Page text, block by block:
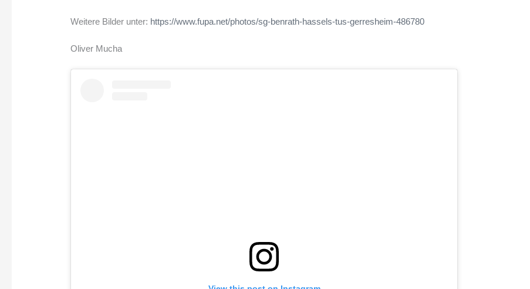
Weitere Bilder unter: https://www.fupa.net/photos/sg-benrath-hassels-tus-gerresheim-486780
Oliver Mucha